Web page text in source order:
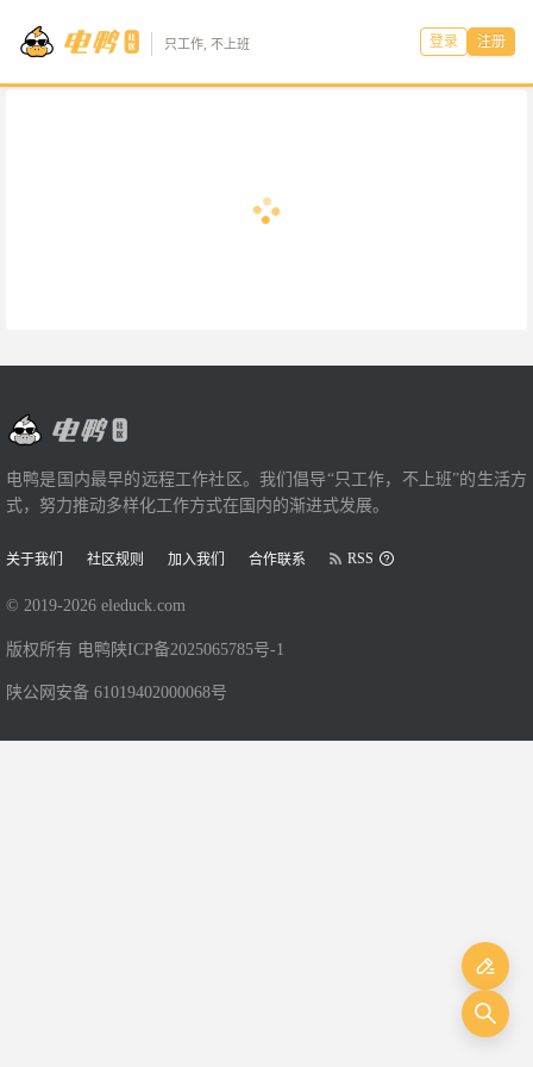
只工作, 不上班 登录 注册
电鸭是国内最早的远程工作社区。我们倡导“只工作，不上班”的生活方
式，努力推动多样化工作方式在国内的渐进式发展。
关于我们 社区规则 加入我们 合作联系 RSS
© 2019-2026 eleduck.com
版权所有 电鸭 陕ICP备2025065785号-1
陕公网安备 61019402000068号